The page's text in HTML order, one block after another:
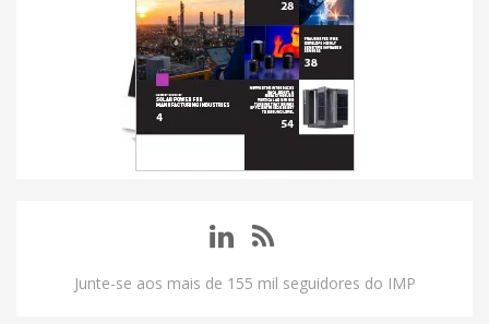
Junte-se aos mais de 155 mil seguidores do IMP